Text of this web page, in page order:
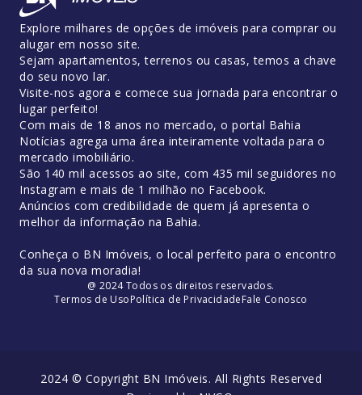
Explore milhares de opções de imóveis para comprar ou
alugar em nosso site.
Sejam apartamentos, terrenos ou casas, temos a chave
do seu novo lar.
Visite-nos agora e comece sua jornada para encontrar o
lugar perfeito!
Com mais de 18 anos no mercado, o portal Bahia
Notícias agrega uma área inteiramente voltada para o
mercado imobiliário.
São 140 mil acessos ao site, com 435 mil seguidores no
Instagram e mais de 1 milhão no Facebook.
Anúncios com credibilidade de quem já apresenta o
melhor da informação na Bahia.
Conheça o BN Imóveis, o local perfeito para o encontro
da sua nova moradia!
@ 2024 Todos os direitos reservados.
Termos de UsoPolítica de PrivacidadeFale Conosco
2024 © Copyright BN Imóveis. All Rights Reserved